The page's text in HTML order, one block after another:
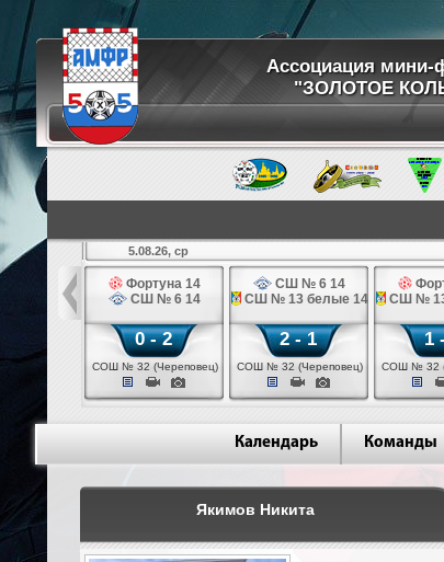
Ассоциация мини-
"ЗОЛОТОЕ
14
5.08.26, ср
Фортуна 14
СШ № 6 14
0 - 2
СОШ № 32 (Череповец)
СШ № 6 14
СШ № 13 белые 14
2 - 1
СОШ № 32 (Череповец)
СШ № 13
1
СОШ № 32
Календарь Команды
Якимов Никита